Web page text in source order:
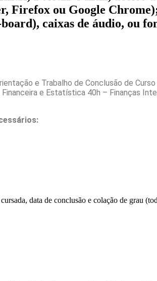
Firefox ou Google
caixas de áudio, ou
e Trabalho de Conclusão de
e Estatística 40h – Finanças
data de conclusão e colação de grau